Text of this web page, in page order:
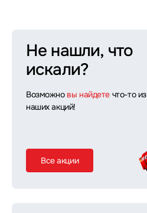
Не нашли, что
искали?
Возможно вы найдете что-то из
наших акций!
Все акции